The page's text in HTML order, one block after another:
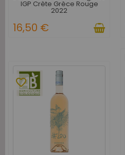
IGP Crète Grèce Rouge
2022
16,50 €
favorite_border